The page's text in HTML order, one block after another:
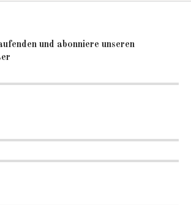
und abonniere unseren